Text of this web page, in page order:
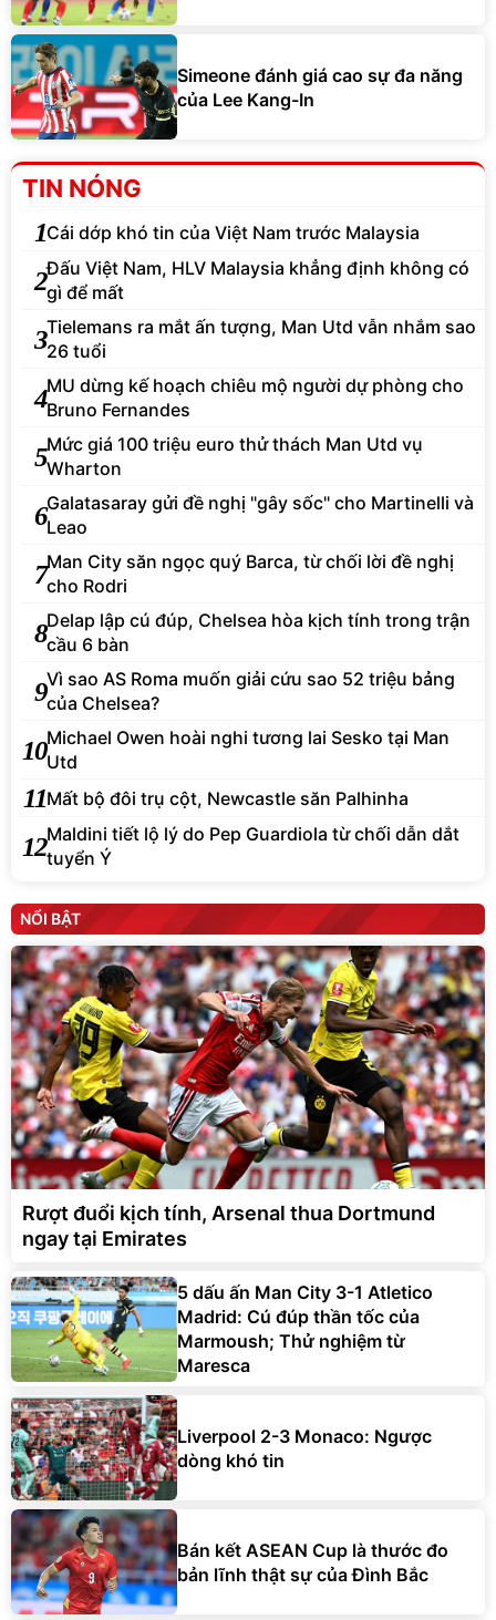
Simeone đánh giá cao sự đa năng
của Lee Kang-In
TIN NÓNG
1Cái dớp khó tin của Việt Nam trước Malaysia
2Đấu Việt Nam, HLV Malaysia khẳng định không có
gì để mất
3Tielemans ra mắt ấn tượng, Man Utd vẫn nhắm sao
26 tuổi
4MU dừng kế hoạch chiêu mộ người dự phòng cho
Bruno Fernandes
5Mức giá 100 triệu euro thử thách Man Utd vụ
Wharton
6Galatasaray gửi đề nghị "gây sốc" cho Martinelli và
Leao
7Man City săn ngọc quý Barca, từ chối lời đề nghị
cho Rodri
8Delap lập cú đúp, Chelsea hòa kịch tính trong trận
cầu 6 bàn
9Vì sao AS Roma muốn giải cứu sao 52 triệu bảng
của Chelsea?
10Michael Owen hoài nghi tương lai Sesko tại Man
Utd
11Mất bộ đôi trụ cột, Newcastle săn Palhinha
12Maldini tiết lộ lý do Pep Guardiola từ chối dẫn dắt
tuyển Ý
NỔI BẬT
Rượt đuổi kịch tính, Arsenal thua Dortmund
ngay tại Emirates
5 dấu ấn Man City 3-1 Atletico
Madrid: Cú đúp thần tốc của
Marmoush; Thử nghiệm từ
Maresca
Liverpool 2-3 Monaco: Ngược
dòng khó tin
Bán kết ASEAN Cup là thước đo
bản lĩnh thật sự của Đình Bắc